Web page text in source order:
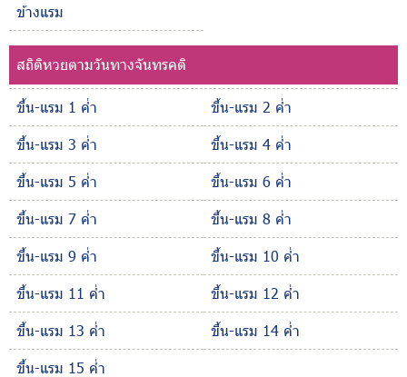
ข้างแรม
สถิติหวยตามวันทางจันทรคติ
ขึ้น-แรม 1 ค่ำ
ขึ้น-แรม 2 ค่ำ
ขึ้น-แรม 3 ค่ำ
ขึ้น-แรม 4 ค่ำ
ขึ้น-แรม 5 ค่ำ
ขึ้น-แรม 6 ค่ำ
ขึ้น-แรม 7 ค่ำ
ขึ้น-แรม 8 ค่ำ
ขึ้น-แรม 9 ค่ำ
ขึ้น-แรม 10 ค่ำ
ขึ้น-แรม 11 ค่ำ
ขึ้น-แรม 12 ค่ำ
ขึ้น-แรม 13 ค่ำ
ขึ้น-แรม 14 ค่ำ
ขึ้น-แรม 15 ค่ำ